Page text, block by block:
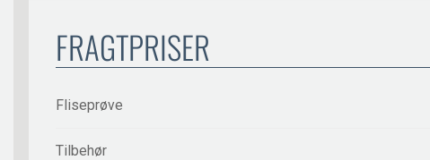
FRAGTPRISER
Fliseprøve
Tilbehør